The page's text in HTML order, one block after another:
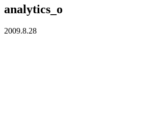
analytics_o
2009.8.28